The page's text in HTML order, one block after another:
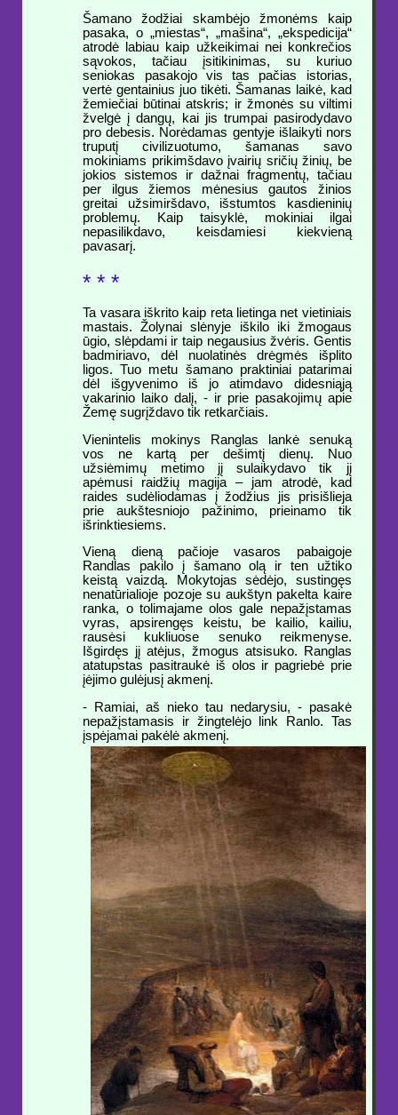
Šamano žodžiai skambėjo žmonėms kaip
pasaka, o „miestas“, „mašina“, „ekspedicija“
atrodė labiau kaip užkeikimai nei konkrečios
sąvokos, tačiau įsitikinimas, su kuriuo
seniokas pasakojo vis tas pačias istorias,
vertė gentainius juo tikėti. Šamanas laikė, kad
žemiečiai būtinai atskris; ir žmonės su viltimi
žvelgė į dangų, kai jis trumpai pasirodydavo
pro debesis. Norėdamas gentyje išlaikyti nors
truputį civilizuotumo, šamanas savo
mokiniams prikimšdavo įvairių sričių žinių, be
jokios sistemos ir dažnai fragmentų, tačiau
per ilgus žiemos mėnesius gautos žinios
greitai užsimiršdavo, išstumtos kasdieninių
problemų. Kaip taisyklė, mokiniai ilgai
nepasilikdavo, keisdamiesi kiekvieną
pavasarį.
* * *
Ta vasara iškrito kaip reta lietinga net vietiniais
mastais. Žolynai slėnyje iškilo iki žmogaus
ūgio, slėpdami ir taip negausius žvėris. Gentis
badmiriavo, dėl nuolatinės drėgmės išplito
ligos. Tuo metu šamano praktiniai patarimai
dėl išgyvenimo iš jo atimdavo didesniąją
vakarinio laiko dalį, - ir prie pasakojimų apie
Žemę sugrįždavo tik retkarčiais.
Vienintelis mokinys Ranglas lankė senuką
vos ne kartą per dešimtį dienų. Nuo
užsiėmimų metimo jį sulaikydavo tik jį
apėmusi raidžių magija – jam atrodė, kad
raides sudėliodamas į žodžius jis prisišlieja
prie aukštesniojo pažinimo, prieinamo tik
išrinktiesiems.
Vieną dieną pačioje vasaros pabaigoje
Randlas pakilo į šamano olą ir ten užtiko
keistą vaizdą. Mokytojas sėdėjo, sustingęs
nenatūrialioje pozoje su aukštyn pakelta kaire
ranka, o tolimajame olos gale nepažįstamas
vyras, apsirengęs keistu, be kailio, kailiu,
rausėsi kukliuose senuko reikmenyse.
Išgirdęs jį atėjus, žmogus atsisuko. Ranglas
atatupstas pasitraukė iš olos ir pagriebė prie
įėjimo gulėjusį akmenį.
- Ramiai, aš nieko tau nedarysiu, - pasakė
nepažįstamasis ir žingtelėjo link Ranlo. Tas
įspėjamai pakėlė akmenį.